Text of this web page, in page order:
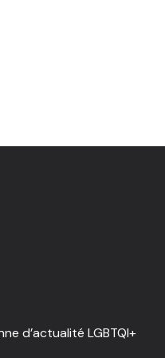
d’actualité LGBTQI+